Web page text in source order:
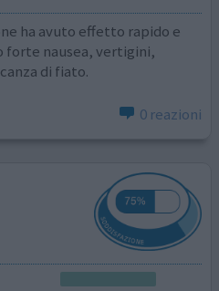
ha avuto effetto rapido e
forte nausea, vertigini,
di fiato.
0 reazioni